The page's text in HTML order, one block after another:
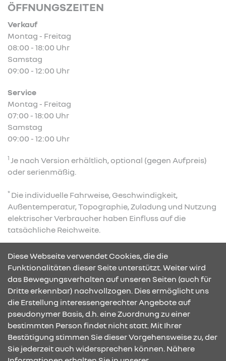
ÖFFNUNGSZEITEN
Verkauf
Montag - Freitag
08:00 - 18:00 Uhr
Samstag
09:00 - 12:00 Uhr
Service
Montag - Freitag
07:00 - 18:00 Uhr
Samstag
09:00 - 12:00 Uhr
1 Je nach Version erhältlich, optional (gegen Aufpreis)
oder serienmäßig.
* Die individuelle Fahrweise, Geschwindigkeit,
Außentemperatur, Topographie, Zuladung und Nutzung
elektrischer Verbraucher haben Einfluss auf die
tatsächliche Reichweite.
Im Fahrbetrieb.
KONTAKT & ANFAHRT
ÖFFNUNGSZEITEN
Diese Webseite verwendet Cookies, die die
Funktionalitäten dieser Seite unterstützt. Weiter wird
das Bewegungsverhalten auf unseren Seiten (auch für
Dritte erkennbar) nachvollzogen. Dies ermöglicht uns
die Erstellung interessengerechter Angebote auf
pseudonymer Basis, d.h. eine Zuordnung zu einer
bestimmten Person findet nicht statt. Mit Ihrer
Bestätigung stimmen Sie dieser Vorgehensweise zu, der
Sie jederzeit auch widersprechen können. Nähere